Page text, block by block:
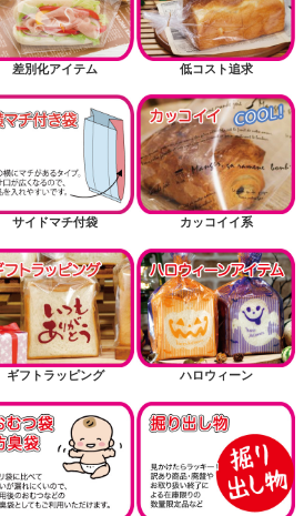
差別化アイテム 低コスト追求
サイドマチ付袋 カッコイイ系
ギフトラッピング ハロウィーン